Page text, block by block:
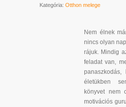
Kategória: Otthon melege
Nem élnek
nincs olyan
rájuk. Mindig
feladat van,
panaszkodás,
életükben
könyvet nem
motivációs